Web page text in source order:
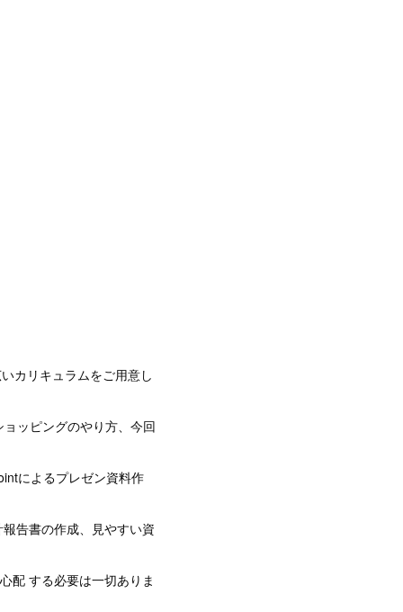
カリキュラムをご用意し
ッピングのやり方、今回
によるプレゼン資料作
告書の作成、見やすい資
配 する必要は一切ありま